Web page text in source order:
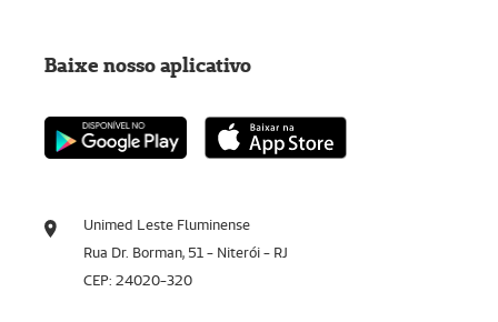
Unimed Leste Fluminense
Rua Dr. Borman, 51 - Niterói - RJ
CEP: 24020-320
Baixe nosso aplicativo